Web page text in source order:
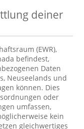
deiner
(EWR),
befindest,
Daten
Neuseelands und
können. Dies
oder
umfassen,
kein
gleichwertiges